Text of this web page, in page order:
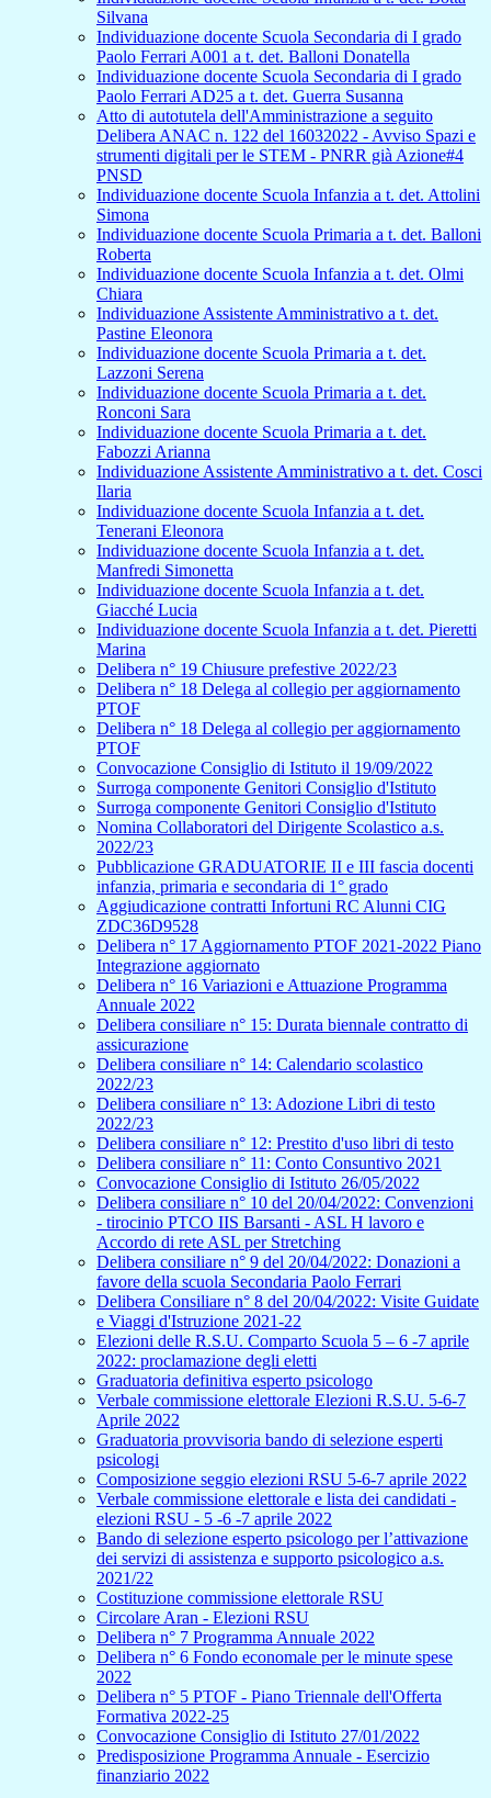
Silvana
Individuazione docente Scuola Secondaria di I grado
Paolo Ferrari A001 a t. det. Balloni Donatella
Individuazione docente Scuola Secondaria di I grado
Paolo Ferrari AD25 a t. det. Guerra Susanna
Atto di autotutela dell'Amministrazione a seguito
Delibera ANAC n. 122 del 16032022 - Avviso Spazi e
strumenti digitali per le STEM - PNRR già Azione#4
PNSD
Individuazione docente Scuola Infanzia a t. det. Attolini
Simona
Individuazione docente Scuola Primaria a t. det. Balloni
Roberta
Individuazione docente Scuola Infanzia a t. det. Olmi
Chiara
Individuazione Assistente Amministrativo a t. det.
Pastine Eleonora
Individuazione docente Scuola Primaria a t. det.
Lazzoni Serena
Individuazione docente Scuola Primaria a t. det.
Ronconi Sara
Individuazione docente Scuola Primaria a t. det.
Fabozzi Arianna
Individuazione Assistente Amministrativo a t. det. Cosci
Ilaria
Individuazione docente Scuola Infanzia a t. det.
Tenerani Eleonora
Individuazione docente Scuola Infanzia a t. det.
Manfredi Simonetta
Individuazione docente Scuola Infanzia a t. det.
Giacché Lucia
Individuazione docente Scuola Infanzia a t. det. Pieretti
Marina
Delibera n° 19 Chiusure prefestive 2022/23
Delibera n° 18 Delega al collegio per aggiornamento
PTOF
Delibera n° 18 Delega al collegio per aggiornamento
PTOF
Convocazione Consiglio di Istituto il 19/09/2022
Surroga componente Genitori Consiglio d'Istituto
Surroga componente Genitori Consiglio d'Istituto
Nomina Collaboratori del Dirigente Scolastico a.s.
2022/23
Pubblicazione GRADUATORIE II e III fascia docenti
infanzia, primaria e secondaria di 1° grado
Aggiudicazione contratti Infortuni RC Alunni CIG
ZDC36D9528
Delibera n° 17 Aggiornamento PTOF 2021-2022 Piano
Integrazione aggiornato
Delibera n° 16 Variazioni e Attuazione Programma
Annuale 2022
Delibera consiliare n° 15: Durata biennale contratto di
assicurazione
Delibera consiliare n° 14: Calendario scolastico
2022/23
Delibera consiliare n° 13: Adozione Libri di testo
2022/23
Delibera consiliare n° 12: Prestito d'uso libri di testo
Delibera consiliare n° 11: Conto Consuntivo 2021
Convocazione Consiglio di Istituto 26/05/2022
Delibera consiliare n° 10 del 20/04/2022: Convenzioni
- tirocinio PTCO IIS Barsanti - ASL H lavoro e
Accordo di rete ASL per Stretching
Delibera consiliare n° 9 del 20/04/2022: Donazioni a
favore della scuola Secondaria Paolo Ferrari
Delibera Consiliare n° 8 del 20/04/2022: Visite Guidate
e Viaggi d'Istruzione 2021-22
Elezioni delle R.S.U. Comparto Scuola 5 – 6 -7 aprile
2022: proclamazione degli eletti
Graduatoria definitiva esperto psicologo
Verbale commissione elettorale Elezioni R.S.U. 5-6-7
Aprile 2022
Graduatoria provvisoria bando di selezione esperti
psicologi
Composizione seggio elezioni RSU 5-6-7 aprile 2022
Verbale commissione elettorale e lista dei candidati -
elezioni RSU - 5 -6 -7 aprile 2022
Bando di selezione esperto psicologo per l’attivazione
dei servizi di assistenza e supporto psicologico a.s.
2021/22
Costituzione commissione elettorale RSU
Circolare Aran - Elezioni RSU
Delibera n° 7 Programma Annuale 2022
Delibera n° 6 Fondo economale per le minute spese
2022
Delibera n° 5 PTOF - Piano Triennale dell'Offerta
Formativa 2022-25
Convocazione Consiglio di Istituto 27/01/2022
Predisposizione Programma Annuale - Esercizio
finanziario 2022